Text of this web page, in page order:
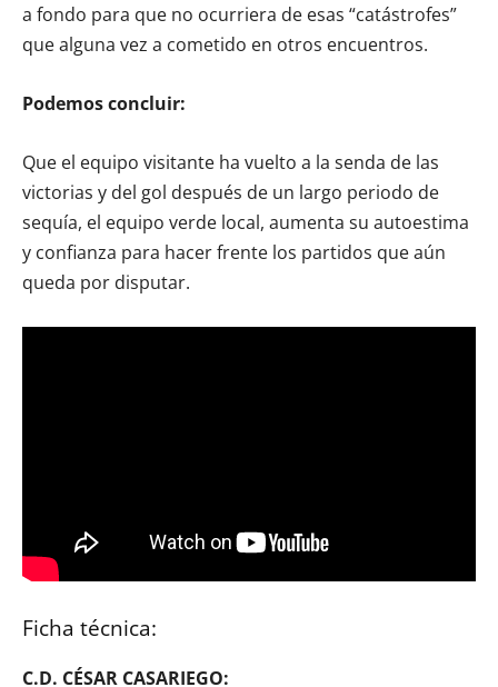
a fondo para que no ocurriera de esas “catástrofes”
que alguna vez a cometido en otros encuentros.
Podemos concluir:
Que el equipo visitante ha vuelto a la senda de las
victorias y del gol después de un largo periodo de
sequía, el equipo verde local, aumenta su autoestima
y confianza para hacer frente los partidos que aún
queda por disputar.
Ficha técnica:
C.D. CÉSAR CASARIEGO: